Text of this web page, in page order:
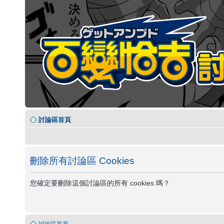
討論區首頁
刪除所有討論區 Cookies
您確定要刪除這個討論區的所有 cookies 嗎？